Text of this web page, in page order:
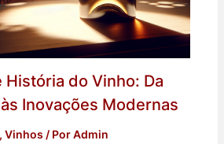
História do Vinho: Da
Inovações Modernas
, Vinhos / PorAdmin